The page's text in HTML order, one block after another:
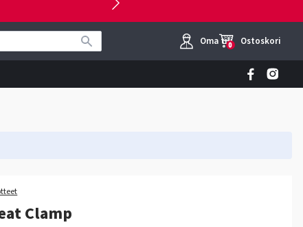
Oma tili
0 Ostoskori
Clamp